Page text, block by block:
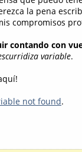
la pena
compromisos
contando con
variable.
not found.